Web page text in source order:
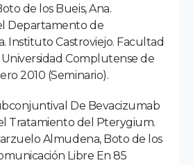
de los Bueis, Ana.
Departamento de
Instituto Castroviejo. Facultad
Universidad Complutense de
2010 (Seminario).
De Bevacizumab
Tratamiento del Pterygium.
Almudena, Boto de los
Libre En 85